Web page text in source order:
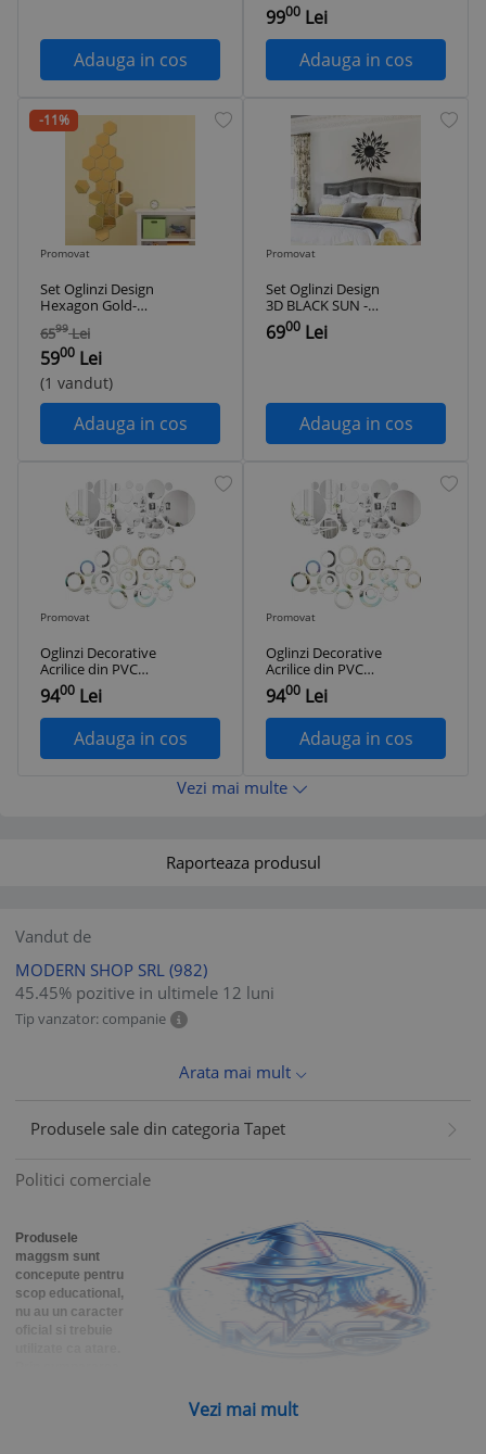
Adauga in cos
Luxury Home 12
bucati/set
9900 Lei
Adauga in cos
-11%
Promovat
Set Oglinzi Design
Hexagon Gold-
Oglinzi Decorative
Acrilice Cristal-12
buc/set
6599 Lei
5900 Lei
(1 vandut)
Adauga in cos
Promovat
Set Oglinzi Design
3D BLACK SUN -
Oglinzi Decorative
Acrilice Luxury 27
6900 Lei
Adauga in cos
Promovat
Oglinzi Decorative
Acrilice din PVC
Design 3D Cercuri
Argintii Luxury
Home Modern, 50
buc/set, MyStyle®
9400 Lei
Adauga in cos
Promovat
Oglinzi Decorative
Acrilice din PVC
Design 3D Cercuri
Argintii Luxury
Home Modern, 50
buc/set, MyStyle®
9400 Lei
Adauga in cos
Vezi mai multe
Raporteaza produsul
Vandut de
MODERN SHOP SRL (982)
45.45% pozitive in ultimele 12 luni
Tip vanzator: companie
Arata mai mult
Produsele sale din categoria Tapet
Politici comerciale
Produsele
maggsm sunt
concepute pentru
scop educational,
nu au un caracter
oficial si trebuie
dispozitivelor, utilizatorul intelege si consimte ca le va folosi doar intr-o
Vezi mai mult